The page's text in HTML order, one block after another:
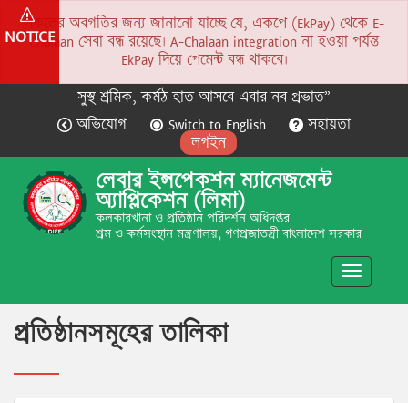
NOTICE
সকলের অবগতির জন্য জানানো যাচ্ছে যে, একপে (EkPay) থেকে E-
Chalaan সেবা বন্ধ রয়েছে। A-Chalaan integration না হওয়া পর্যন্ত
EkPay দিয়ে পেমেন্ট বন্ধ থাকবে।
সুস্থ শ্রমিক, কর্মঠ হাত আসবে এবার নব প্রভাত”
অভিযোগ
Switch to English
সহায়তা
লগইন
লেবার ইন্সপেকশন ম্যানেজমেন্ট
অ্যাপ্লিকেশন (লিমা)
কলকারখানা ও প্রতিষ্ঠান পরিদর্শন অধিদপ্তর
শ্রম ও কর্মসংস্থান মন্ত্রণালয়, গণপ্রজাতন্ত্রী বাংলাদেশ সরকার
Toggle
প্রতিষ্ঠানসমূহের তালিকা